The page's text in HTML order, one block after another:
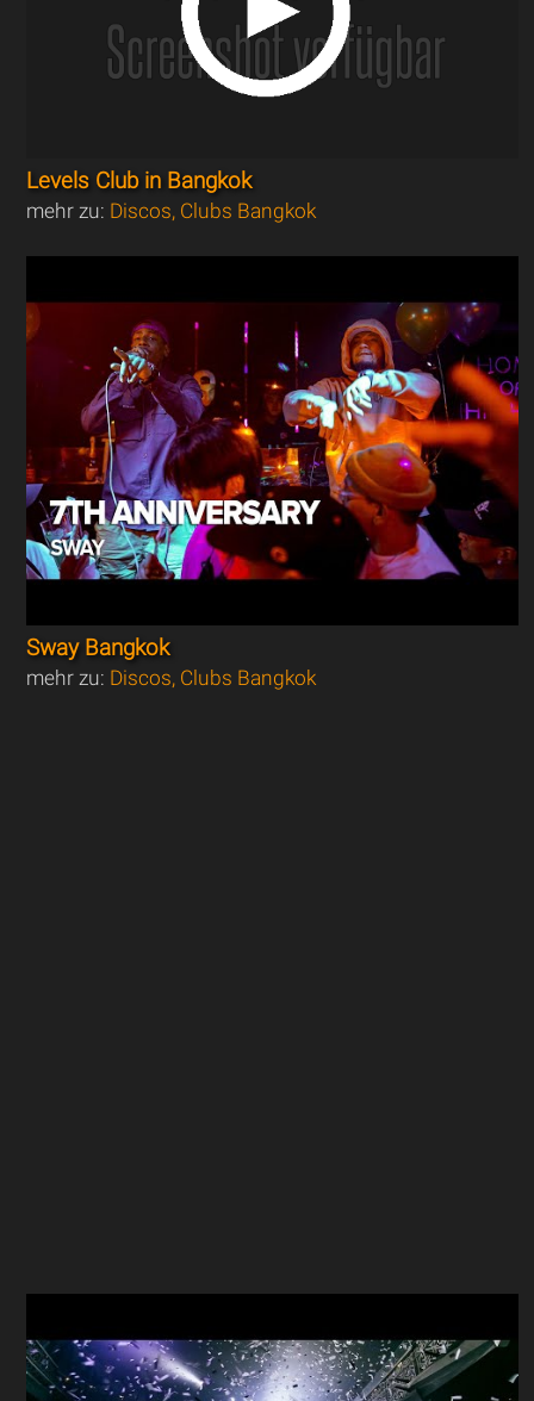
Levels Club in Bangkok
mehr zu: Discos, Clubs Bangkok
Sway Bangkok
mehr zu: Discos, Clubs Bangkok